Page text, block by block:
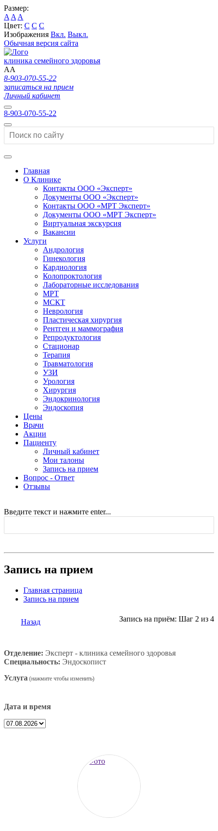
Размер:
A A A
Цвет: C C C
Изображения Вкл. Выкл.
Обычная версия сайта
клиника семейного здоровья
AA
8-903-070-55-22
записаться на прием
Личный кабинет
8-903-070-55-22
Главная
О Клинике
Контакты ООО «Эксперт»
Документы ООО «Эксперт»
Контакты ООО «МРТ Эксперт»
Документы ООО «МРТ Эксперт»
Виртуальная экскурсия
Вакансии
Услуги
Андрология
Гинекология
Кардиология
Колопроктология
Лабораторные исследования
МРТ
МСКТ
Неврология
Пластическая хирургия
Рентген и маммография
Репродуктология
Стационар
Терапия
Травматология
УЗИ
Урология
Хирургия
Эндокринология
Эндоскопия
Цены
Врачи
Акции
Пациенту
Личный кабинет
Мои талоны
Запись на прием
Вопрос - Ответ
Отзывы
Введите текст и нажмите enter...
Запись на прием
Главная страница
Запись на прием
Назад Запись на приём: Шаг 2 из 4
Отделение: Эксперт - клиника семейного здоровья
Специальность: Эндоскопист
Услуга
Дата и время